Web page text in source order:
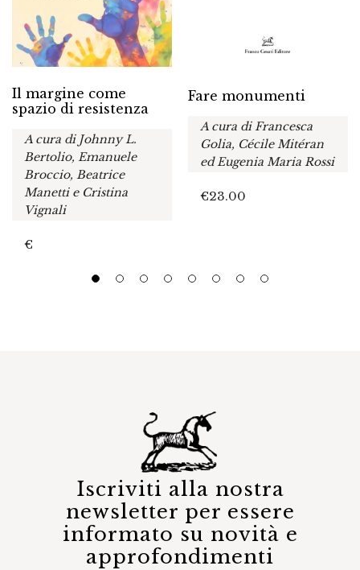
Il margine come
spazio di resistenza
A cura di Johnny L.
Bertolio, Emanuele
Broccio, Beatrice
Manetti e Cristina
Vignali
€
Fare monumenti
A cura di Francesca
Golia, Cécile Mitéran
ed Eugenia Maria Rossi
€23.00
Iscriviti alla nostra
newsletter per essere
informato su novità e
approfondimenti